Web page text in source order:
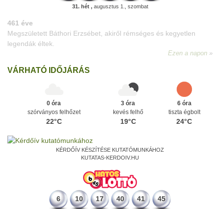
31. hét ,augusztus 1., szombat
VÁRHATÓ IDŐJÁRÁS
0 óra
szórványos felhőzet
22°C
3 óra
kevés felhő
19°C
6 óra
tiszta égbolt
24°C
KÉRDŐÍV KÉSZÍTÉSE KUTATÓMUNKÁHOZ
KUTATAS-KERDOIV.HU
6 10 17 40 41 45